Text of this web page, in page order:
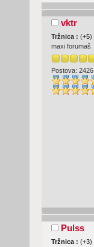
vktr
Tržnica : (+5)
maxi forumaš
Postova: 2426
Pulss
Tržnica : (+3)